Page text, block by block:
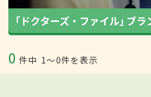
0 件中 1〜0件を表示